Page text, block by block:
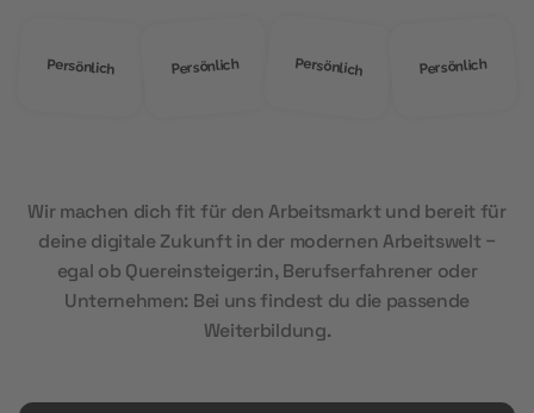
Persönlich Persönlich Persönlich Persönlich
Wir machen dich fit für den Arbeitsmarkt und bereit für
deine digitale Zukunft in der modernen Arbeitswelt –
egal ob Quereinsteiger:in, Berufserfahrener oder
Unternehmen: Bei uns findest du die passende
Weiterbildung.